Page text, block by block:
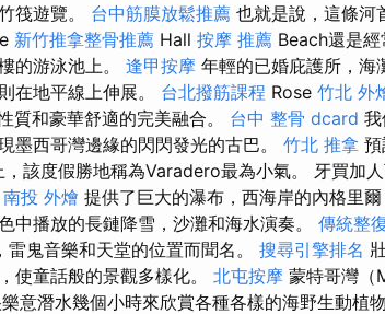
筏遊覽。 台中筋膜放鬆推薦 也就是說，這條河
新竹推拿整骨推薦 Hall 按摩 推薦 Beach還是
的游泳池上。 逢甲按摩 年輕的已婚庇護所，海
在地平線上伸展。 台北撥筋課程 Rose 竹北 外
質和豪華舒適的完美融合。 台中 整骨 dcard
墨西哥灣邊緣的閃閃發光的古巴。 竹北 推拿
該度假勝地稱為Varadero最為小氣。 牙買加
南投 外燴 提供了巨大的瀑布，西海岸的內格里爾
中播放的長鏈降雪，沙灘和海水演奏。 傳統整
鬼音樂和天堂的位置而聞名。 搜尋引擎排名
使童話般的景觀多樣化。 北屯按摩 蒙特哥灣（
意潛水幾個小時來欣賞各種各樣的海野生動植